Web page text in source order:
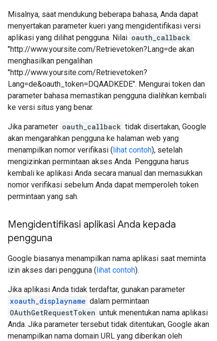
Misalnya, saat mendukung beberapa bahasa, Anda dapat
menyertakan parameter kueri yang mengidentifikasi versi
aplikasi yang dilihat pengguna. Nilai oauth_callback
"http://www.yoursite.com/Retrievetoken?Lang=de akan
menghasilkan pengalihan
"http://www.yoursite.com/Retrievetoken?
Lang=de&oauth_token=DQAADKEDE". Mengurai token dan
parameter bahasa memastikan pengguna dialihkan kembali
ke versi situs yang benar.
Jika parameter oauth_callback tidak disertakan, Google
akan mengarahkan pengguna ke halaman web yang
menampilkan nomor verifikasi (lihat contoh), setelah
mengizinkan permintaan akses Anda. Pengguna harus
kembali ke aplikasi Anda secara manual dan memasukkan
nomor verifikasi sebelum Anda dapat memperoleh token
permintaan yang sah.
Mengidentifikasi aplikasi Anda kepada
pengguna
Google biasanya menampilkan nama aplikasi saat meminta
izin akses dari pengguna (lihat contoh).
Jika aplikasi Anda tidak terdaftar, gunakan parameter
xoauth_displayname dalam permintaan
OAuthGetRequestToken untuk menentukan nama aplikasi
Anda. Jika parameter tersebut tidak ditentukan, Google akan
menampilkan nama domain URL yang diberikan oleh